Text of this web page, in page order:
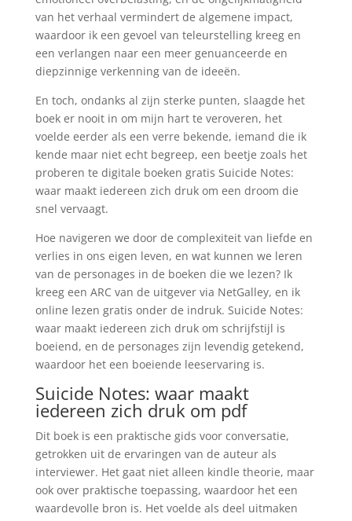
van het verhaal vermindert de algemene impact,
waardoor ik een gevoel van teleurstelling kreeg en
een verlangen naar een meer genuanceerde en
diepzinnige verkenning van de ideeën.
En toch, ondanks al zijn sterke punten, slaagde het
boek er nooit in om mijn hart te veroveren, het
voelde eerder als een verre bekende, iemand die ik
kende maar niet echt begreep, een beetje zoals het
proberen te digitale boeken gratis Suicide Notes:
waar maakt iedereen zich druk om een droom die
snel vervaagt.
Hoe navigeren we door de complexiteit van liefde en
verlies in ons eigen leven, en wat kunnen we leren
van de personages in de boeken die we lezen? Ik
kreeg een ARC van de uitgever via NetGalley, en ik
online lezen gratis onder de indruk. Suicide Notes:
waar maakt iedereen zich druk om schrijfstijl is
boeiend, en de personages zijn levendig getekend,
waardoor het een boeiende leeservaring is.
Suicide Notes: waar maakt
iedereen zich druk om pdf
Dit boek is een praktische gids voor conversatie,
getrokken uit de ervaringen van de auteur als
interviewer. Het gaat niet alleen kindle theorie, maar
ook over praktische toepassing, waardoor het een
waardevolle bron is. Het voelde als deel uitmaken